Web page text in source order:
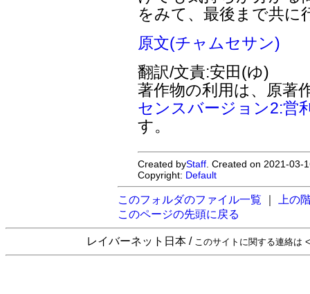
をみて、最後まで共に
原文(チャムセサン)
翻訳/文責:安田(ゆ)
著作物の利用は、原著
センスバージョン2:営
す。
Created byStaff. Created on 2021-03-
Copyright: Default
このフォルダのファイル一覧
上の
このページの先頭に戻る
レイバーネット日本 / このサイトに関する連絡は